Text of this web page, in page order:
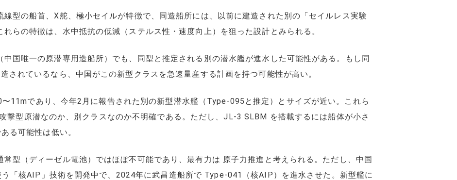
線型の船首、X舵、極小セイルが特徴で、同造船所には、以前に建造された別の「セイルレス実験
らの特徴は、水中抵抗の低減（ステルス性・速度向上）を狙った設計とみられる。
中国唯一の原潜専用造船所）でも、同型と推定される別の潜水艦が進水した可能性がある。もし同
されているなら、中国がこの新型クラスを急速量産する計画を持つ可能性が高い。
11mであり、今年2月に報告された別の新型潜水艦（Type-095と推定）とサイズが近い。これら
撃型原潜なのか、別クラスなのか不明確である。ただし、JL-3 SLBM を搭載するには船体が小さ
る可能性は低い。
型（ディーゼル電池）ではほぼ不可能であり、最有力は 原子力推進と考えられる。ただし、中国
「核AIP」技術を開発中で、2024年に武昌造船所で Type-041（核AIP）を進水させた。新型艦に